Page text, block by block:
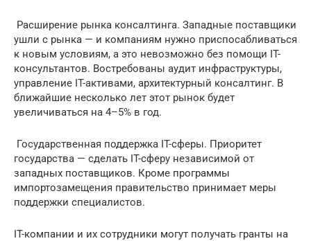
️ Расширение рынка консалтинга. Западные поставщики
ушли с рынка — и компаниям нужно приспосабливаться
к новым условиям, а это невозможно без помощи IT-
консультантов. Востребованы аудит инфраструктуры,
управление IT-активами, архитектурный консалтинг. В
ближайшие несколько лет этот рынок будет
увеличиваться на 4–5% в год.
️ Государственная поддержка IT-сферы. Приоритет
государства — сделать IT-сферу независимой от
западных поставщиков. Кроме программы
импортозамещения правительство принимает меры
поддержки специалистов.
IT-компании и их сотрудники могут получать гранты на